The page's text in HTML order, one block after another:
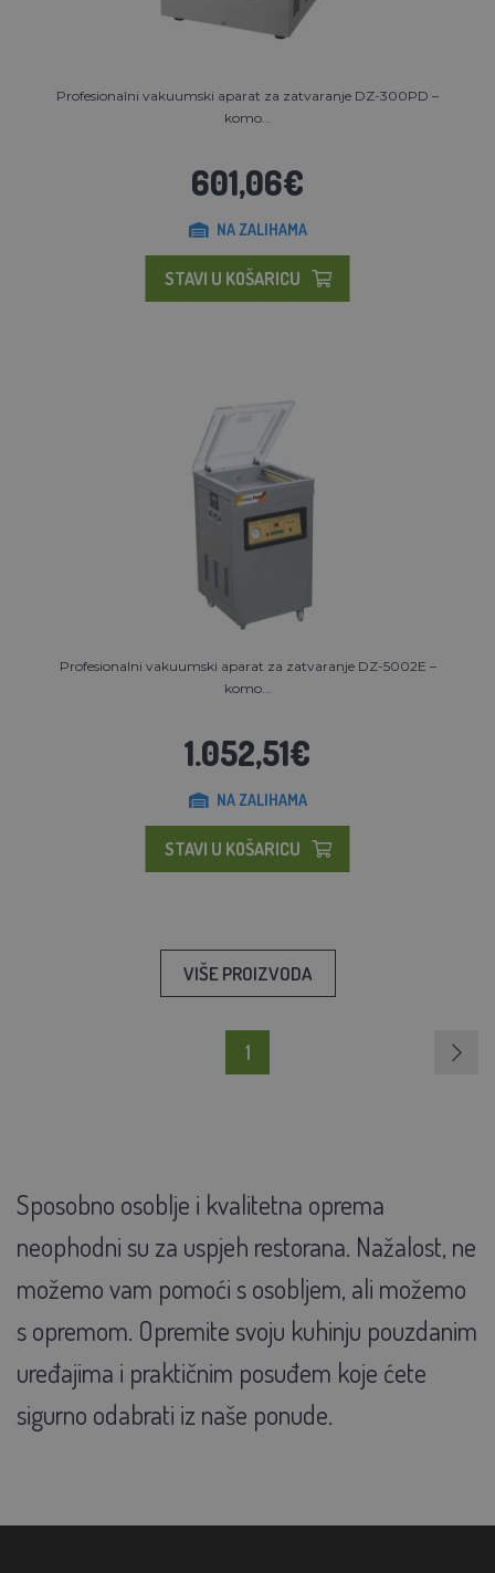
Profesionalni vakuumski aparat za zatvaranje DZ-300PD –
komo...
601,06€
NA ZALIHAMA
STAVI U KOŠARICU
Profesionalni vakuumski aparat za zatvaranje DZ-5002E –
komo...
1.052,51€
NA ZALIHAMA
STAVI U KOŠARICU
VIŠE PROIZVODA
1
Sposobno osoblje i kvalitetna oprema
neophodni su za uspjeh restorana. Nažalost, ne
možemo vam pomoći s osobljem, ali možemo
s opremom. Opremite svoju kuhinju pouzdanim
uređajima i praktičnim posuđem koje ćete
sigurno odabrati iz naše ponude.